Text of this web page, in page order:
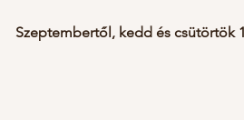
Szeptembertől, kedd és csütörtök